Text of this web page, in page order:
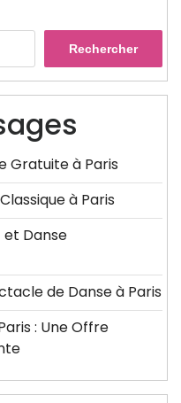
Rechercher
Gratuite à Paris
à Paris
et Danse
de Danse à Paris
: Une Offre